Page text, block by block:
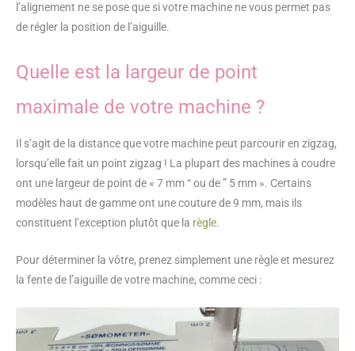
l’alignement ne se pose que si votre machine ne vous permet pas
de régler la position de l’aiguille.
Quelle est la largeur de point
maximale de votre machine ?
Il s’agit de la distance que votre machine peut parcourir en zigzag,
lorsqu’elle fait un point zigzag ! La plupart des machines à coudre
ont une largeur de point de « 7 mm “ ou de ” 5 mm ». Certains
modèles haut de gamme ont une couture de 9 mm, mais ils
constituent l’exception plutôt que la règle.
Pour déterminer la vôtre, prenez simplement une règle et mesurez
la fente de l’aiguille de votre machine, comme ceci :